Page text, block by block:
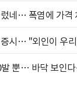
네… 폭염에 가격
시… "외인이 우
뿐… 바닥 보인